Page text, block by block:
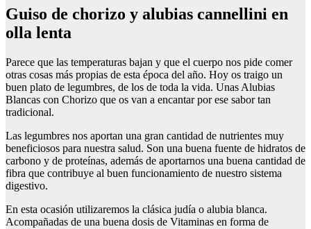
Guiso de chorizo y alubias cannellini en
olla lenta
Parece que las temperaturas bajan y que el cuerpo nos pide comer
otras cosas más propias de esta época del año. Hoy os traigo un
buen plato de legumbres, de los de toda la vida. Unas Alubias
Blancas con Chorizo que os van a encantar por ese sabor tan
tradicional.
Las legumbres nos aportan una gran cantidad de nutrientes muy
beneficiosos para nuestra salud. Son una buena fuente de hidratos de
carbono y de proteínas, además de aportarnos una buena cantidad de
fibra que contribuye al buen funcionamiento de nuestro sistema
digestivo.
En esta ocasión utilizaremos la clásica judía o alubia blanca.
Acompañadas de una buena dosis de Vitaminas en forma de